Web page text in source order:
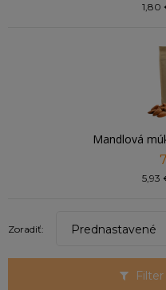
1,80
Mandlová
5,93
Zoradiť: Prednastavené